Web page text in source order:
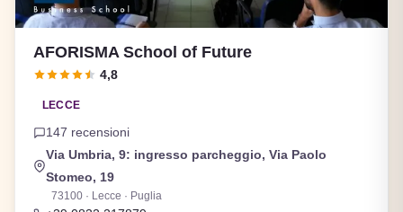
AFORISMA School of Future
4,8
LECCE
147 recensioni
Via Umbria, 9: ingresso parcheggio, Via Paolo
Stomeo, 19
73100 · Lecce · Puglia